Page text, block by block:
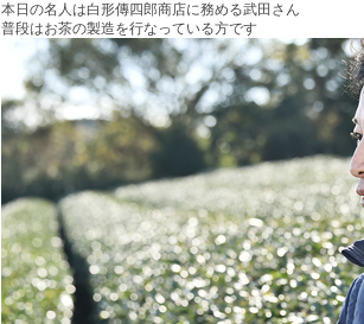
本日の名人は白形傳四郎商店に務める武田さん
普段はお茶の製造を行なっている方です